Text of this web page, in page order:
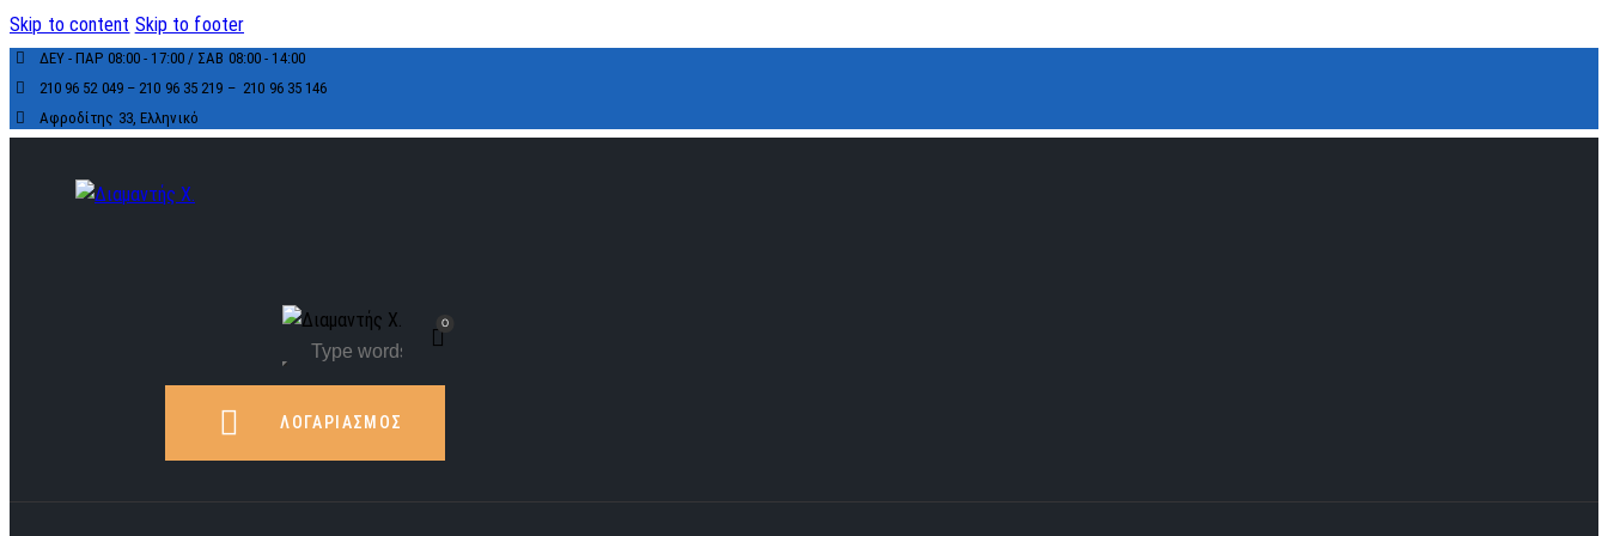
Skip to content Skip to footer
ΔΕΥ - ΠΑΡ 08:00 - 17:00 / ΣΑΒ 08:00 - 14:00
210 96 52 049 – 210 96 35 219 – 210 96 35 146
Αφροδίτης 33, Ελληνικό
0
ΛΟΓΑΡΙΑΣΜΟΣ